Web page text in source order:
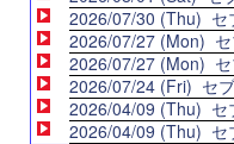
2026/07/30 (Thu) セ
2026/07/27 (Mon) セ
2026/07/27 (Mon) セ
2026/07/24 (Fri) セ
2026/04/09 (Thu) セ
2026/04/09 (Thu) セ